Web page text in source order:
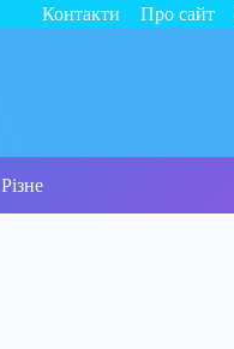
Контакти Про сайт
Різне